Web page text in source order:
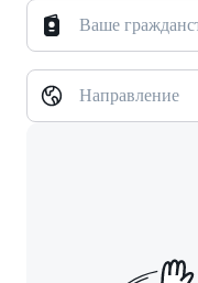
Ваше
Направление